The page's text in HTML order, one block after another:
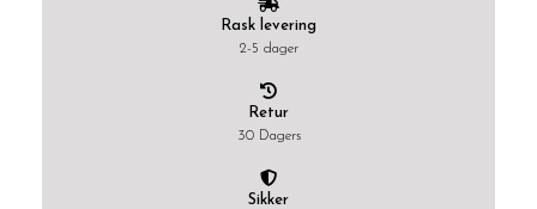
Rask levering
2-5 dager
Retur
30 Dagers
Sikker